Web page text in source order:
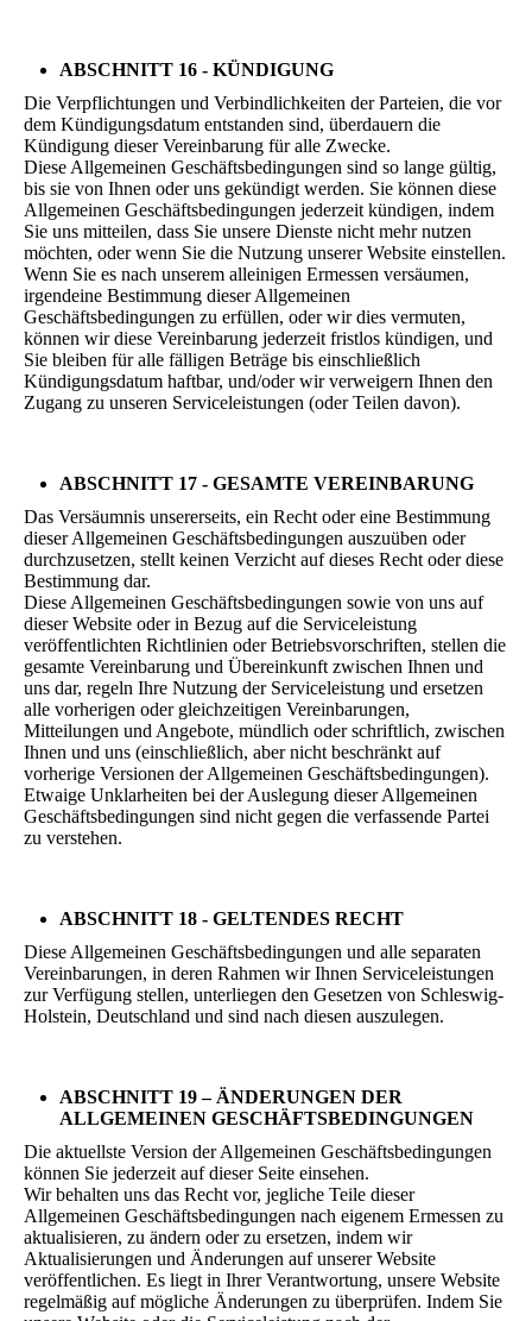
ABSCHNITT 16 - KÜNDIGUNG
Die Verpflichtungen und Verbindlichkeiten der Parteien, die vor
dem Kündigungsdatum entstanden sind, überdauern die
Kündigung dieser Vereinbarung für alle Zwecke.
Diese Allgemeinen Geschäftsbedingungen sind so lange gültig,
bis sie von Ihnen oder uns gekündigt werden. Sie können diese
Allgemeinen Geschäftsbedingungen jederzeit kündigen, indem
Sie uns mitteilen, dass Sie unsere Dienste nicht mehr nutzen
möchten, oder wenn Sie die Nutzung unserer Website einstellen.
Wenn Sie es nach unserem alleinigen Ermessen versäumen,
irgendeine Bestimmung dieser Allgemeinen
Geschäftsbedingungen zu erfüllen, oder wir dies vermuten,
können wir diese Vereinbarung jederzeit fristlos kündigen, und
Sie bleiben für alle fälligen Beträge bis einschließlich
Kündigungsdatum haftbar, und/oder wir verweigern Ihnen den
Zugang zu unseren Serviceleistungen (oder Teilen davon).
ABSCHNITT 17 - GESAMTE VEREINBARUNG
Das Versäumnis unsererseits, ein Recht oder eine Bestimmung
dieser Allgemeinen Geschäftsbedingungen auszuüben oder
durchzusetzen, stellt keinen Verzicht auf dieses Recht oder diese
Bestimmung dar.
Diese Allgemeinen Geschäftsbedingungen sowie von uns auf
dieser Website oder in Bezug auf die Serviceleistung
veröffentlichten Richtlinien oder Betriebsvorschriften, stellen die
gesamte Vereinbarung und Übereinkunft zwischen Ihnen und
uns dar, regeln Ihre Nutzung der Serviceleistung und ersetzen
alle vorherigen oder gleichzeitigen Vereinbarungen,
Mitteilungen und Angebote, mündlich oder schriftlich, zwischen
Ihnen und uns (einschließlich, aber nicht beschränkt auf
vorherige Versionen der Allgemeinen Geschäftsbedingungen).
Etwaige Unklarheiten bei der Auslegung dieser Allgemeinen
Geschäftsbedingungen sind nicht gegen die verfassende Partei
zu verstehen.
ABSCHNITT 18 - GELTENDES RECHT
Diese Allgemeinen Geschäftsbedingungen und alle separaten
Vereinbarungen, in deren Rahmen wir Ihnen Serviceleistungen
zur Verfügung stellen, unterliegen den Gesetzen von Schleswig-
Holstein, Deutschland und sind nach diesen auszulegen.
ABSCHNITT 19 – ÄNDERUNGEN DER
ALLGEMEINEN GESCHÄFTSBEDINGUNGEN
Die aktuellste Version der Allgemeinen Geschäftsbedingungen
können Sie jederzeit auf dieser Seite einsehen.
Wir behalten uns das Recht vor, jegliche Teile dieser
Allgemeinen Geschäftsbedingungen nach eigenem Ermessen zu
aktualisieren, zu ändern oder zu ersetzen, indem wir
Aktualisierungen und Änderungen auf unserer Website
veröffentlichen. Es liegt in Ihrer Verantwortung, unsere Website
regelmäßig auf mögliche Änderungen zu überprüfen. Indem Sie